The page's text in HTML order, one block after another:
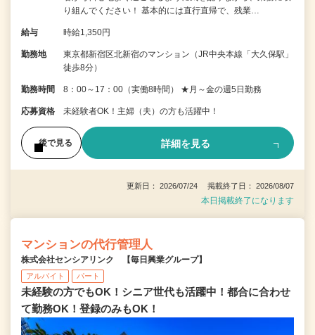
り組んでください！ 基本的には直行直帰で、残業…
給与 時給1,350円
勤務地
東京都新宿区北新宿のマンション（JR中央本線「大久保駅」
徒歩8分）
勤務時間 8：00～17：00（実働8時間） ★月～金の週5日勤務
応募資格 未経験者OK！主婦（夫）の方も活躍中！
後で見る 詳細を見る
更新日： 2026/07/24 掲載終了日： 2026/08/07
本日掲載終了になります
マンションの代行管理人
株式会社センシアリンク 【毎日興業グループ】
アルバイト パート
未経験の方でもOK！シニア世代も活躍中！都合に合わせ
て勤務OK！登録のみもOK！